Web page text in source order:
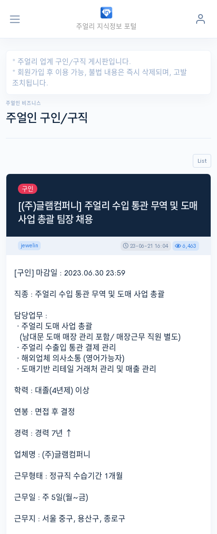
주얼리 지식정보 포털
주얼인
* 주얼리 업계 구인/구직 게시판입니다.
* 회원가입 후 이용 가능, 불법 내용은 즉시 삭제되며, 고발
조치됩니다.
주얼인 비즈니스
주얼인 구인/구직
List
구인
[(주)글램컴퍼니] 주얼리 수입 통관 무역 및 도매
사업 총괄 팀장 채용
jewelin 6,463
23-06-21 16:04
[구인] 마감일 : 2023.06.30 23:59
직종 : 주얼리 수입 통관 무역 및 도매 사업 총괄
담당업무 :
ㆍ주얼리 도매 사업 총괄
(남대문 도매 매장 관리 포함/ 매장근무 직원 별도)
ㆍ주얼리 수출입 통관 결제 관리
ㆍ해외업체 의사소통 (영어가능자)
ㆍ도매기반 리테일 거래처 관리 및 매출 관리
학력 : 대졸(4년제) 이상
연봉 : 면접 후 결정
경력 : 경력 7년 ↑
업체명 : (주)글램컴퍼니
근무형태 : 정규직 수습기간 1개월
근무일 : 주 5일(월~금)
근무지 : 서울 중구, 용산구, 종로구